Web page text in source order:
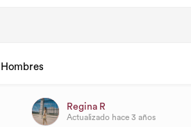
Hombres
Regina R
Actualizado hace 3 años